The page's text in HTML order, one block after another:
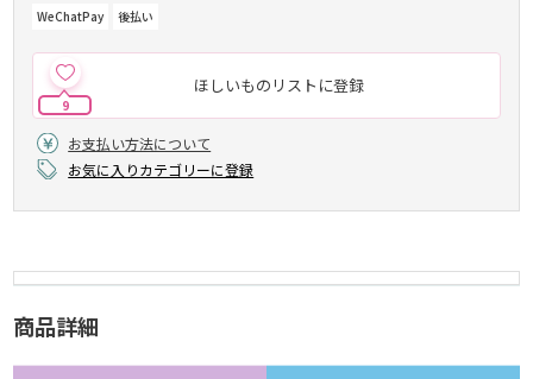
WeChatPay
後払い
ほしいものリストに登録
9
お支払い方法について
お気に入りカテゴリーに登録
商品詳細